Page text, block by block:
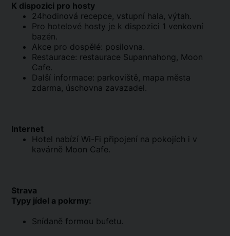
K dispozici pro hosty
24hodinová recepce, vstupní hala, výtah.
Pro hotelové hosty je k dispozici 1 venkovní
bazén.
Akce pro dospělé: posilovna.
Restaurace: restaurace Supannahong, Moon
Cafe.
Další informace: parkoviště, mapa města
zdarma, úschovna zavazadel.
Internet
Hotel nabízí Wi-Fi připojení na pokojích i v
kavárně Moon Cafe.
Strava
Typy jídel a pokrmy:
Snídaně formou bufetu.